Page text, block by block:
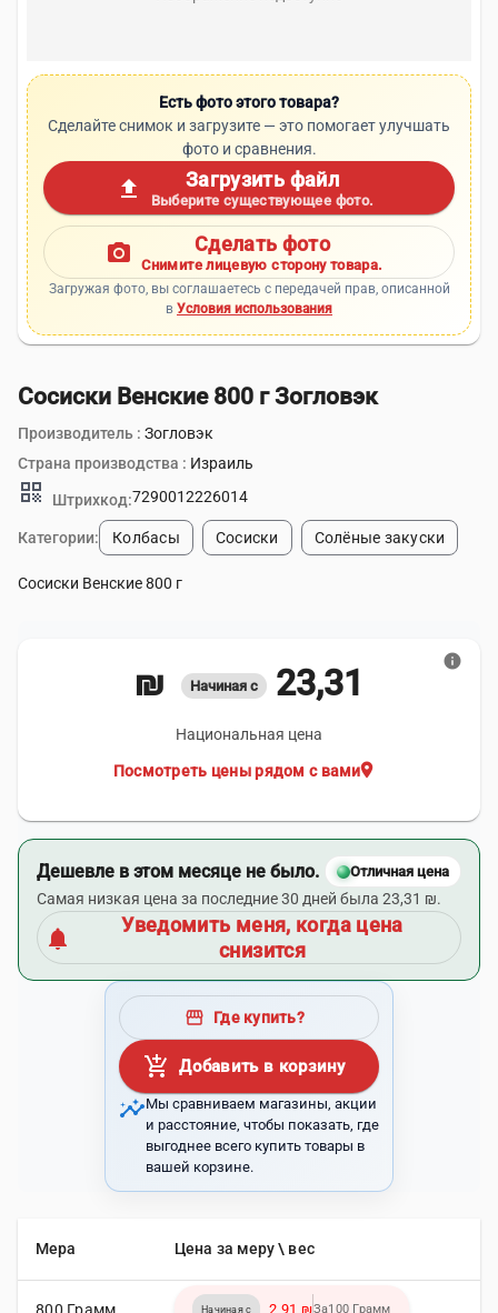
Есть фото этого товара?
Сделайте снимок и загрузите — это помогает улучшать
фото и сравнения.
upload Загрузить файл
Выберите существующее фото.
photo_camera Сделать фото
Снимите лицевую сторону товара.
Загружая фото, вы соглашаетесь с передачей прав, описанной
в Условия использования
Сосиски Венские 800 г Зогловэк
Производитель : Зогловэк
Страна производства : Израиль
qr_code Штрихкод:7290012226014
Категории: Колбасы Сосиски Солёные закуски
Сосиски Венские 800 г
Начиная с 23,31 ₪
Национальная цена
location_on
Посмотреть цены рядом с вами
info
Дешевле в этом месяце не было. Отличная цена
Самая низкая цена за последние 30 дней была 23,31 ₪.
notifications
Уведомить меня, когда цена
снизится
storefront Где купить?
add_shopping_cart Добавить в корзину
insightsМы сравниваем магазины, акции
и расстояние, чтобы показать, где
выгоднее всего купить товары в
вашей корзине.
Мера Цена за меру \ вес
Начиная с 2,91 ₪За100 Грамм